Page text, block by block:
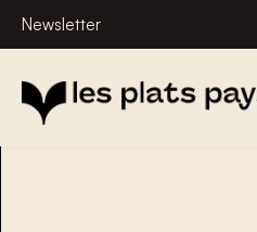
Newsletter